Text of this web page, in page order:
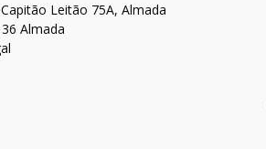
Leitão 75A, Almada
Almada